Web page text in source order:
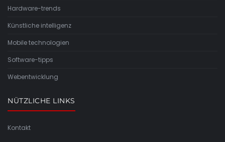
Hardware-trends
Künstliche intelligenz
Mobile technologien
Software-tipps
Webentwicklung
NÜTZLICHE LINKS
Kontakt